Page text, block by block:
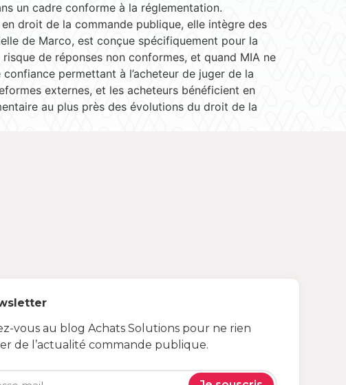
un cadre conforme à la réglementation.
droit de la commande publique, elle intègre des
de Marco, est conçue spécifiquement pour la
de réponses non conformes, et quand MIA ne
permettant à l’acheteur de juger de la
externes, et les acheteurs bénéficient en
au plus près des évolutions du droit de la
vous au blog Achats Solutions pour ne rien
de l’actualité commande publique.